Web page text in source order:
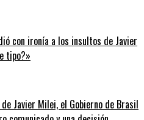
con ironía a los insultos de Javier
tipo?»
Javier Milei, el Gobierno de Brasil